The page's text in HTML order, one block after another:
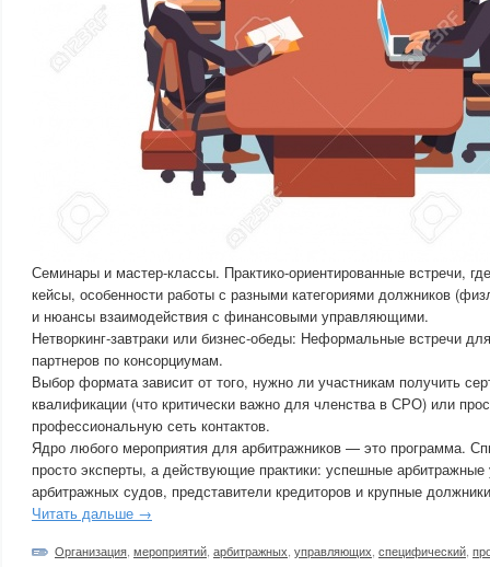
Семинары и мастер-классы. Практико-ориентированные встречи,
кейсы, особенности работы с разными категориями должников
и нюансы взаимодействия с финансовыми управляющими.
Нетворкинг-завтраки или бизнес-обеды: Неформальные встречи
партнеров по консорциумам.
Выбор формата зависит от того, нужно ли участникам получить
квалификации (что критически важно для членства в СРО) или
профессиональную сеть контактов.
Ядро любого мероприятия для арбитражников — это программа.
просто эксперты, а действующие практики: успешные
арбитражных судов, представители кредиторов и крупные
Читать дальше →
Организация мероприятий арбитражных управляющих специфический